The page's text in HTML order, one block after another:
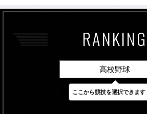
RANKING
高校野球
最新 24時間
ここから競技を選択できます